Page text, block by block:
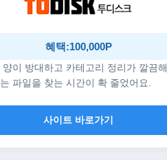
혜택:100,000P
양이 방대하고 카테고리 정리가 깔끔해
파일을 찾는 시간이 확 줄었어요.
사이트 바로가기